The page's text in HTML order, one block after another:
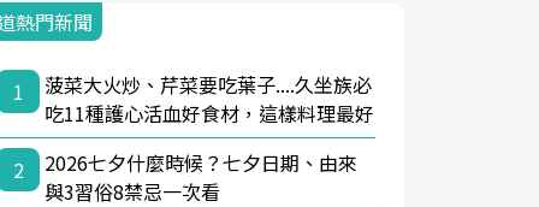
熱門新聞
1
菠菜大火炒、芹菜要吃葉子....久坐族必
吃11種護心活血好食材，這樣料理最好
2
2026七夕什麼時候？七夕日期、由來
與3習俗8禁忌一次看